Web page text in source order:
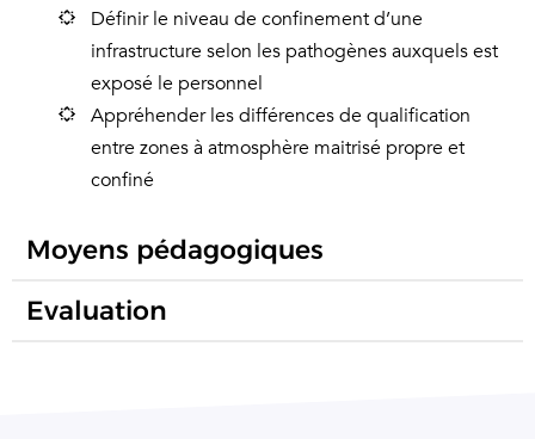
Moyens pédagogiques
Evaluation
Définir le niveau de confinement d’une
infrastructure selon les pathogènes auxquels est
exposé le personnel
Appréhender les différences de qualification
entre zones à atmosphère maitrisé propre et
confiné